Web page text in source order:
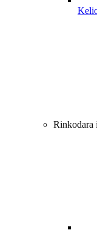
Rinkodara